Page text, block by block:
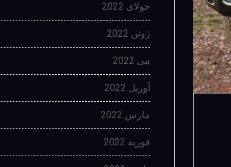
جولای 2022
ژوئن 2022
می 2022
آوریل 2022
مارس 2022
فوریه 2022